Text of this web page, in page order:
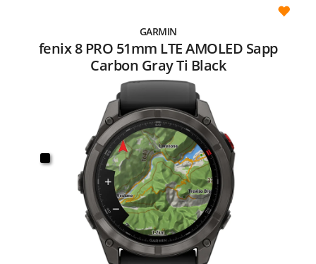
GARMIN
fenix 8 PRO 51mm LTE AMOLED Sapp
Carbon Gray Ti Black